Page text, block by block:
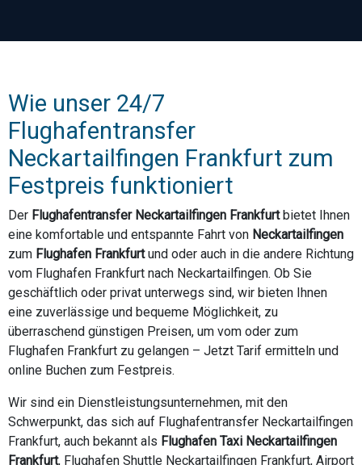
Wie unser 24/7
Flughafentransfer
Neckartailfingen Frankfurt zum
Festpreis funktioniert
Der Flughafentransfer Neckartailfingen Frankfurtbietet Ihnen
eine komfortable und entspannte Fahrt von Neckartailfingen
zum Flughafen Frankfurtund oder auch in die andere Richtung
vom Flughafen Frankfurt nach Neckartailfingen. Ob Sie
geschäftlich oder privat unterwegs sind, wir bieten Ihnen
eine zuverlässige und bequeme Möglichkeit, zu
überraschend günstigen Preisen, um vom oder zum
Flughafen Frankfurt zu gelangen – Jetzt Tarif ermitteln und
online Buchen zum Festpreis.
Wir sind ein Dienstleistungsunternehmen, mit den
Schwerpunkt, das sich auf Flughafentransfer Neckartailfingen
Frankfurt, auch bekannt als Flughafen Taxi Neckartailfingen
Frankfurt, Flughafen Shuttle Neckartailfingen Frankfurt, Airport